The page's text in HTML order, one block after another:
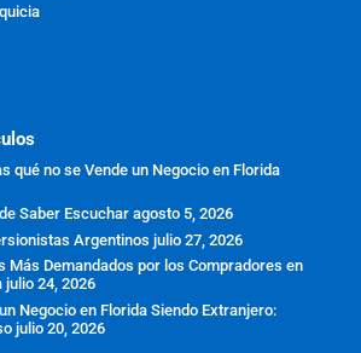
qué no se Vende un Negocio en Florida
Saber Escuchar agosto 5, 2026
Argentinos julio 27, 2026
Más Demandados por los Compradores en
julio 24, 2026
Negocio en Florida Siendo Extranjero:
julio 20, 2026